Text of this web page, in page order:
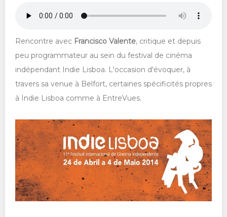
Rencontre avec Francisco Valente, critique et depuis
peu programmateur au sein du festival de cinéma
indépendant Indie Lisboa. L'occasion d'évoquer, à
travers sa venue à Belfort, certaines spécificités propres
à Indie Lisboa comme à EntreVues.